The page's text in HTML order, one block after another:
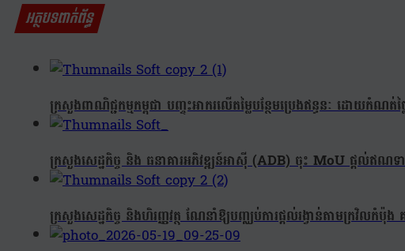
អត្ថបទពាក់ព័ន្ធ
ក្រសួងពាណិជ្ជកម្មកម្ពុជា បញ្ចុះអាករលើតម្លៃបន្ថែមប្រេងឥន្ធនៈ ដោយកំ
ក្រសួងសេដ្ឋកិច្ច និង ធនាគារអភិវឌ្ឍន៍អាស៊ី (ADB) ចុះ MoU ផ្តល់ឥ
ក្រសួងសេដ្ឋកិច្ច និងហិរញ្ញវត្ថុ ណែនាំឱ្យបញ្ឈប់ការផ្តល់រង្វាន់តាមក្រវិលកំប៉ុ